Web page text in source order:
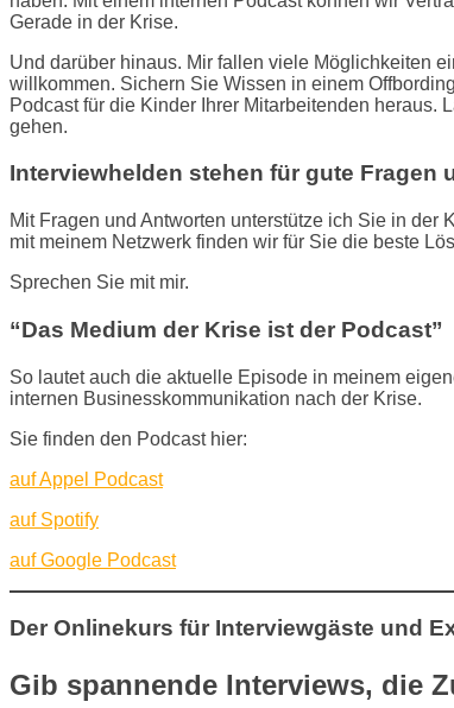
Gerade in der Krise.
Und darüber hinaus. Mir fallen viele Möglichkeiten
willkommen. Sichern Sie Wissen in einem
Podcast für die Kinder Ihrer Mitarbeitenden heraus.
gehen.
Interviewhelden stehen für gute Fragen
Mit Fragen und Antworten unterstütze ich Sie in
mit meinem Netzwerk finden wir für Sie die beste
Sprechen Sie mit mir.
“Das Medium der Krise ist der Podcast”
So lautet auch die aktuelle Episode in meinem
internen Businesskommunikation nach der Krise.
Sie finden den Podcast hier:
auf Appel Podcast
auf Spotify
auf Google Podcast
Der Onlinekurs für Interviewgäste und
Gib spannende Interviews, die